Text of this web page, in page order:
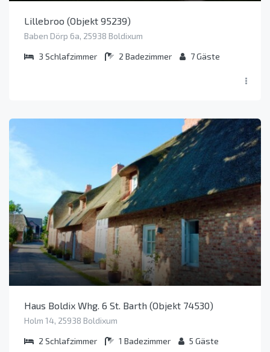
Lillebroo (Objekt 95239)
Baben Dörp 6a, 25938 Boldixum
3 Schlafzimmer 2 Badezimmer 7Gäste
Haus Boldix Whg. 6 St. Barth (Objekt 74530)
Holm 14, 25938 Boldixum
2 Schlafzimmer 1 Badezimmer 5 Gäste